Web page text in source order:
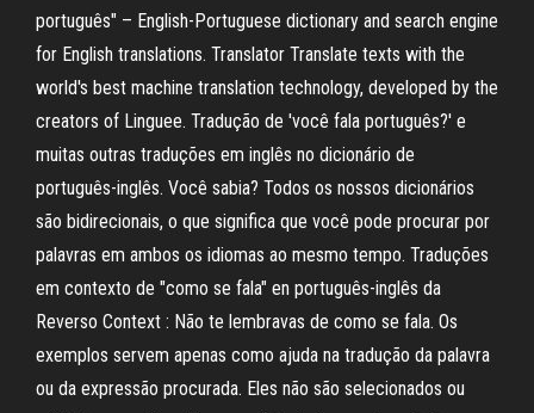
português" – English-Portuguese dictionary and search engine
for English translations. Translator Translate texts with the
world's best machine translation technology, developed by the
creators of Linguee. Tradução de 'você fala português?' e
muitas outras traduções em inglês no dicionário de
português-inglês. Você sabia? Todos os nossos dicionários
são bidirecionais, o que significa que você pode procurar por
palavras em ambos os idiomas ao mesmo tempo. Traduções
em contexto de "como se fala" en português-inglês da
Reverso Context : Não te lembravas de como se fala. Os
exemplos servem apenas como ajuda na tradução da palavra
ou da expressão procurada. Eles não são selecionados ou